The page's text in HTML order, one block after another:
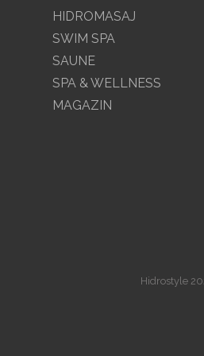
HIDROMASAJ
SWIM SPA
SAUNE
SPA & WELLNESS
MAGAZIN
Hidrostyle